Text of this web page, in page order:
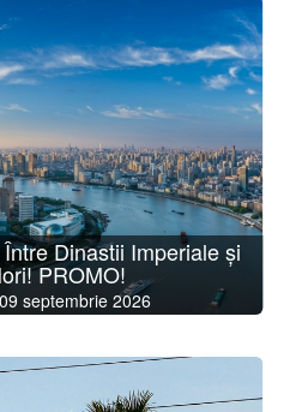
Dinastii Imperiale și
PROMO!
09 septembrie 2026